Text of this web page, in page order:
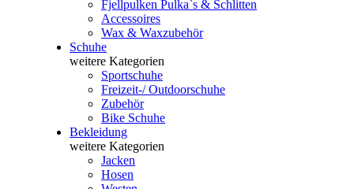
Fjellpulken Pulka`s & Schlitten
Accessoires
Wax & Waxzubehör
Schuhe
weitere Kategorien
Sportschuhe
Freizeit-/ Outdoorschuhe
Zubehör
Bike Schuhe
Bekleidung
weitere Kategorien
Jacken
Hosen